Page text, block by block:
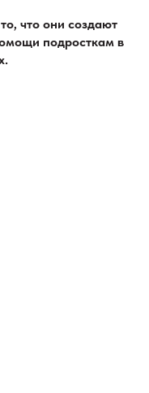
что они создают
подросткам в